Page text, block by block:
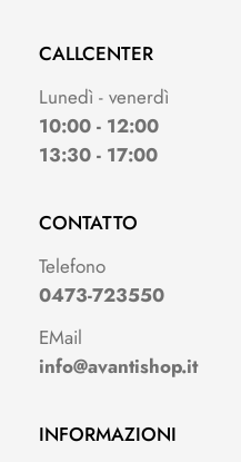
CALLCENTER
Lunedì - venerdì
10:00 - 12:00
13:30 - 17:00
CONTATTO
Telefono
0473-723550
EMail
info@avantishop.it
INFORMAZIONI